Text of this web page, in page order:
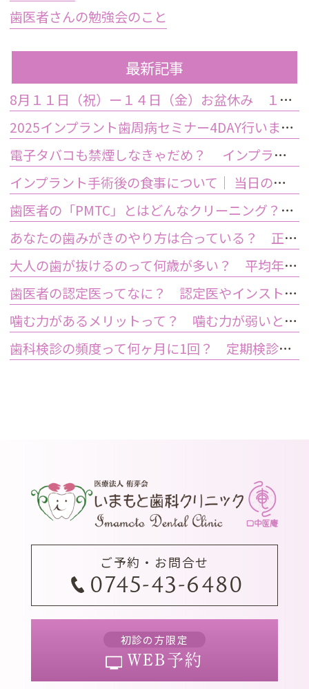
歯医者さんの勉強会のこと
最新記事
8月１１日（祝）ー１４日（金）お盆休み １５日土曜日から診療しております
2025インプラント歯周病セミナー4DAY行いました
電子タバコも禁煙しなきゃだめ？ インプラント手術前後の喫煙が及ぼす影響とは？
インプラント手術後の食事について｜ 当日の注意点・いつから普通の食事ができる？
歯医者の「PMTC」とはどんなクリーニング？スケーリングとは何が違うの？
あなたの歯みがきのやり方は合っている？ 正しい歯みがき方法と間違った方法
大人の歯が抜けるのって何歳が多い？ 平均年齢と原因について
歯医者の認定医ってなに？ 認定医やインストラクターの資格を持つ歯医者のメリット
噛む力があるメリットって？ 噛む力が弱いとどうなるの？
歯科検診の頻度って何ヶ月に1回？ 定期検診って何するの？
ご予約・お問合せ
0745-43-6480
初診の方限定
WEB予約